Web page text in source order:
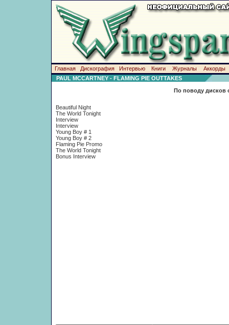
Главная Дискография Интервью Книги Журналы
Аккорды
PAUL MCCARTNEY - FLAMING PIE OUTTAKES
По поводу дисков
Beautiful Night
The World Tonight
Interview
Interview
Young Boy # 1
Young Boy # 2
Flaming Pie Promo
The World Tonight
Bonus Interview